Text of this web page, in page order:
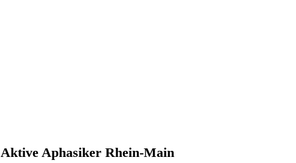
Aktive Aphasiker Rhein-Main